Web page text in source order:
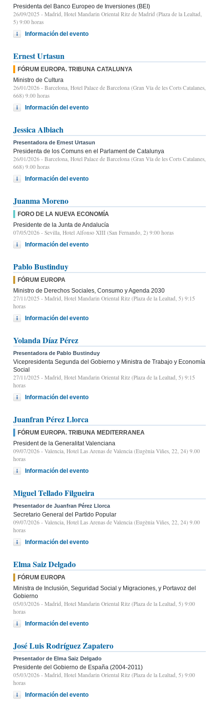
Presidenta del Banco Europeo de Inversiones (BEI)
26/09/2025 - Madrid, Hotel Mandarin Oriental Ritz de Madrid (Plaza de la Lealtad,
5) 9:00 horas
Información del evento
Ernest Urtasun
FÓRUM EUROPA. TRIBUNA CATALUNYA
Ministro de Cultura
26/01/2026 - Barcelona, Hotel Palace de Barcelona (Gran Vía de les Corts Catalanes,
668) 9.00 horas
Información del evento
Jessica Albiach
Presentadora de Ernest Urtasun
Presidenta de los Comuns en el Parlament de Catalunya
26/01/2026 - Barcelona, Hotel Palace de Barcelona (Gran Vía de les Corts Catalanes,
668) 9.00 horas
Información del evento
Juanma Moreno
FORO DE LA NUEVA ECONOMÍA
Presidente de la Junta de Andalucía
07/05/2026 - Sevilla, Hotel Alfonso XIII (San Fernando, 2) 9:00 horas
Información del evento
Pablo Bustinduy
FÓRUM EUROPA
Ministro de Derechos Sociales, Consumo y Agenda 2030
27/11/2025 - Madrid, Hotel Mandarin Oriental Ritz (Plaza de la Lealtad, 5) 9:15
horas
Información del evento
Yolanda Díaz Pérez
Presentadora de Pablo Bustinduy
Vicepresidenta Segunda del Gobierno y Ministra de Trabajo y Economía
Social
27/11/2025 - Madrid, Hotel Mandarin Oriental Ritz (Plaza de la Lealtad, 5) 9:15
horas
Información del evento
Juanfran Pérez Llorca
FÓRUM EUROPA. TRIBUNA MEDITERRANEA
President de la Generalitat Valenciana
09/07/2026 - Valencia, Hotel Las Arenas de Valencia (Eugènia Viñes, 22, 24) 9.00
horas
Información del evento
Miguel Tellado Filgueira
Presentador de Juanfran Pérez Llorca
Secretario General del Partido Popular
09/07/2026 - Valencia, Hotel Las Arenas de Valencia (Eugènia Viñes, 22, 24) 9.00
horas
Información del evento
Elma Saiz Delgado
FÓRUM EUROPA
Ministra de Inclusión, Seguridad Social y Migraciones, y Portavoz del
Gobierno
05/03/2026 - Madrid, Hotel Mandarin Oriental Ritz (Plaza de la Lealtad, 5) 9:00
horas
Información del evento
José Luis Rodríguez Zapatero
Presentador de Elma Saiz Delgado
Presidente del Gobierno de España (2004-2011)
05/03/2026 - Madrid, Hotel Mandarin Oriental Ritz (Plaza de la Lealtad, 5) 9:00
horas
Información del evento